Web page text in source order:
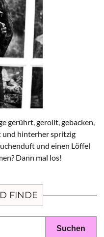
gerührt, gerollt, gebacken,
und hinterher spritzig
und einen Löffel
Dann mal los!
FINDE